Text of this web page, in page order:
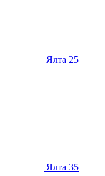
Ялта 25
Ялта 35